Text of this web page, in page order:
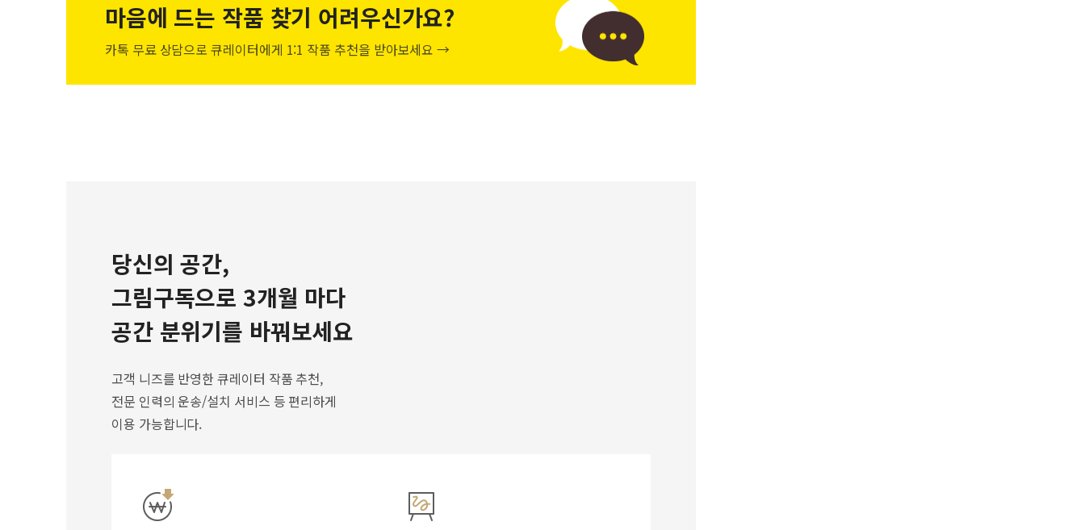
마음에 드는 작품 찾기 어려우신가요?
카톡 무료 상담으로 큐레이터에게 1:1 작품 추천을 받아보세요 →
당신의 공간,
그림구독으로 3개월 마다
공간 분위기를 바꿔보세요
고객 니즈를 반영한 큐레이터 작품 추천,
전문 인력의 운송/설치 서비스 등 편리하게
이용 가능합니다.